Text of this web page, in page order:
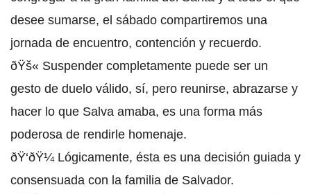
desee sumarse, el sábado compartiremos una
jornada de encuentro, contención y recuerdo.
ðŸš« Suspender completamente puede ser un
gesto de duelo válido, sí, pero reunirse, abrazarse y
hacer lo que Salva amaba, es una forma más
poderosa de rendirle homenaje.
ðŸ‘ðŸ¼ Lógicamente, ésta es una decisión guiada y
consensuada con la familia de Salvador.